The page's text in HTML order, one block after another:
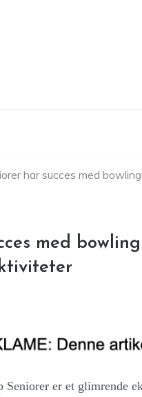
har succes med
med
Seniorer er et glimrende